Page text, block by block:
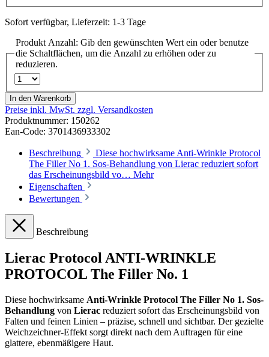
Sofort verfügbar, Lieferzeit: 1-3 Tage
Produkt Anzahl: Gib den gewünschten Wert ein oder benutze
die Schaltflächen, um die Anzahl zu erhöhen oder zu
reduzieren.
In den Warenkorb
Preise inkl. MwSt. zzgl. Versandkosten
Produktnummer: 150262
Ean-Code: 3701436933302
Beschreibung
Diese hochwirksame Anti-Wrinkle Protocol
The Filler No 1. Sos-Behandlung von Lierac reduziert sofort
das Erscheinungsbild vo… Mehr
Eigenschaften
Bewertungen
Beschreibung
Lierac Protocol ANTI-WRINKLE
PROTOCOL The Filler No. 1
Diese hochwirksame Anti-Wrinkle Protocol The Filler No 1. Sos-
Behandlung von Lierac reduziert sofort das Erscheinungsbild von
Falten und feinen Linien – präzise, schnell und sichtbar. Der gezielte
Weichzeichner-Effekt sorgt direkt nach dem Auftragen für eine
glattere, ebenmäßigere Haut.